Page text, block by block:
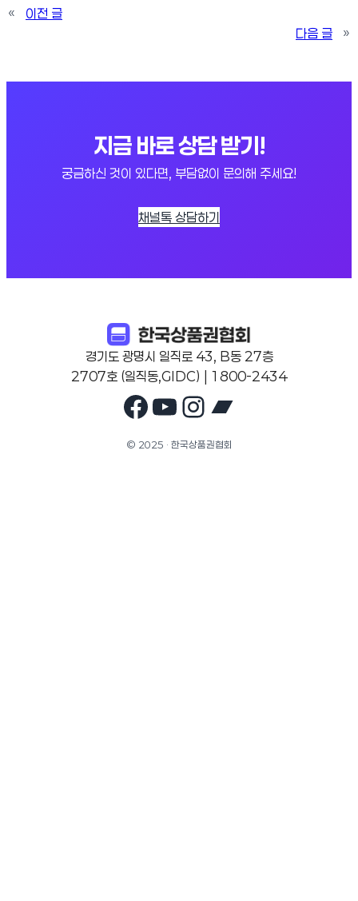
«
이전 글
다음 글
»
지금 바로 상담 받기!
궁금하신 것이 있다면, 부담없이 문의해 주세요!
채널톡 상담하기
경기도 광명시 일직로 43, B동 27층
2707호 (일직동,GIDC) | 1800-2434
Facebook
YouTube
Instagram
© 2025 · 한국상품권협회